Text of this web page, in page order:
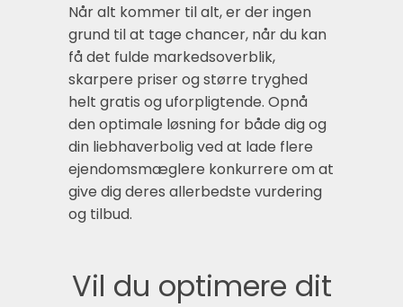
Når alt kommer til alt, er der ingen
grund til at tage chancer, når du kan
få det fulde markedsoverblik,
skarpere priser og større tryghed
helt gratis og uforpligtende. Opnå
den optimale løsning for både dig og
din liebhaverbolig ved at lade flere
ejendomsmæglere konkurrere om at
give dig deres allerbedste vurdering
og tilbud.
Vil du optimere dit